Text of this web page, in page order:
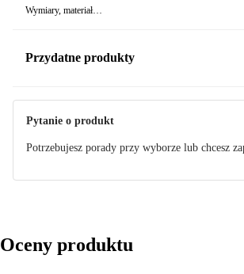
Wymiary, materiał…
Przydatne produkty
Pytanie o produkt
Potrzebujesz porady przy wyborze lub chcesz
Oceny produktu